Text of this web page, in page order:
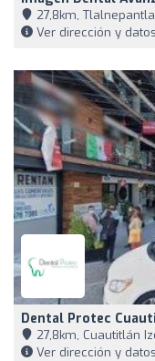
27,8km,
Ver dirección y
Dental Protec
27,8km, Cuautitlán
Ver dirección y